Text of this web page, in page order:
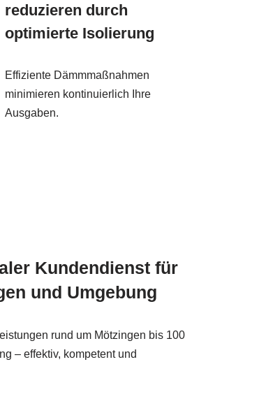
reduzieren durch
optimierte Isolierung
Effiziente Dämmmaßnahmen
minimieren kontinuierlich Ihre
Ausgaben.
Kundendienst für
und Umgebung
rund um Mötzingen bis 100
– effektiv, kompetent und